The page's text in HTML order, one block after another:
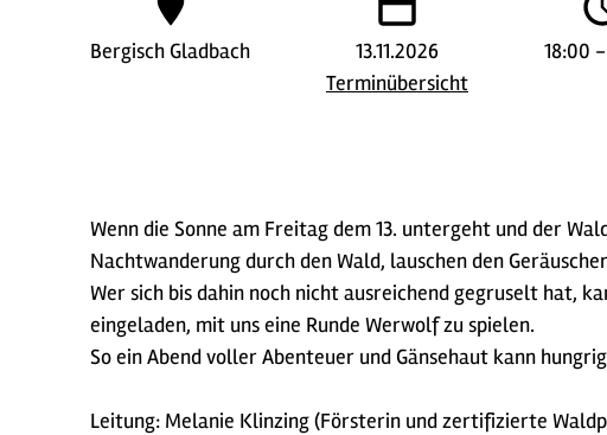
Bergisch Gladbach
13.11.2026
Terminübersicht
18:00
Wenn die Sonne am Freitag dem 13. untergeht und der
Nachtwanderung durch den Wald, lauschen den
Wer sich bis dahin noch nicht ausreichend gegruselt hat,
eingeladen, mit uns eine Runde Werwolf zu spielen.
So ein Abend voller Abenteuer und Gänsehaut kann
Leitung: Melanie Klinzing (Försterin und zertifizierte